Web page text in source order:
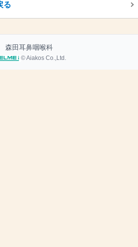
る
森田耳鼻咽喉科
© Aiakos Co.,Ltd.